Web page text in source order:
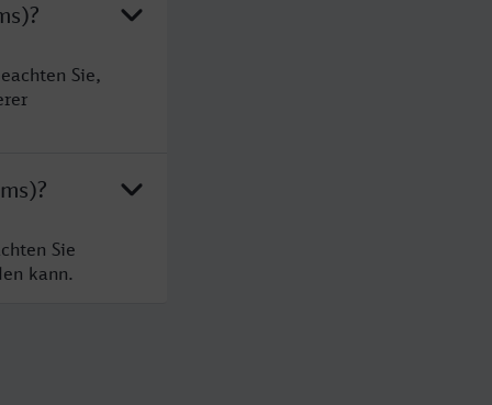
Sie,
Sie
kann.